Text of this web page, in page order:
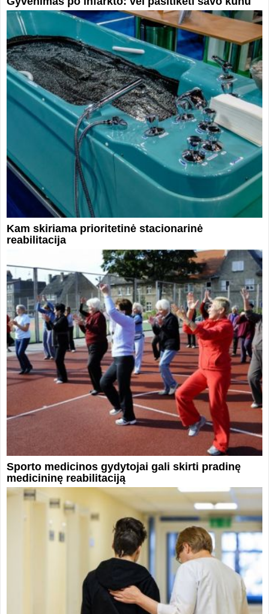
Kam skiriama prioritetinė stacionarinė
reabilitacija
Sporto medicinos gydytojai gali skirti pradinę
medicininę reabilitaciją